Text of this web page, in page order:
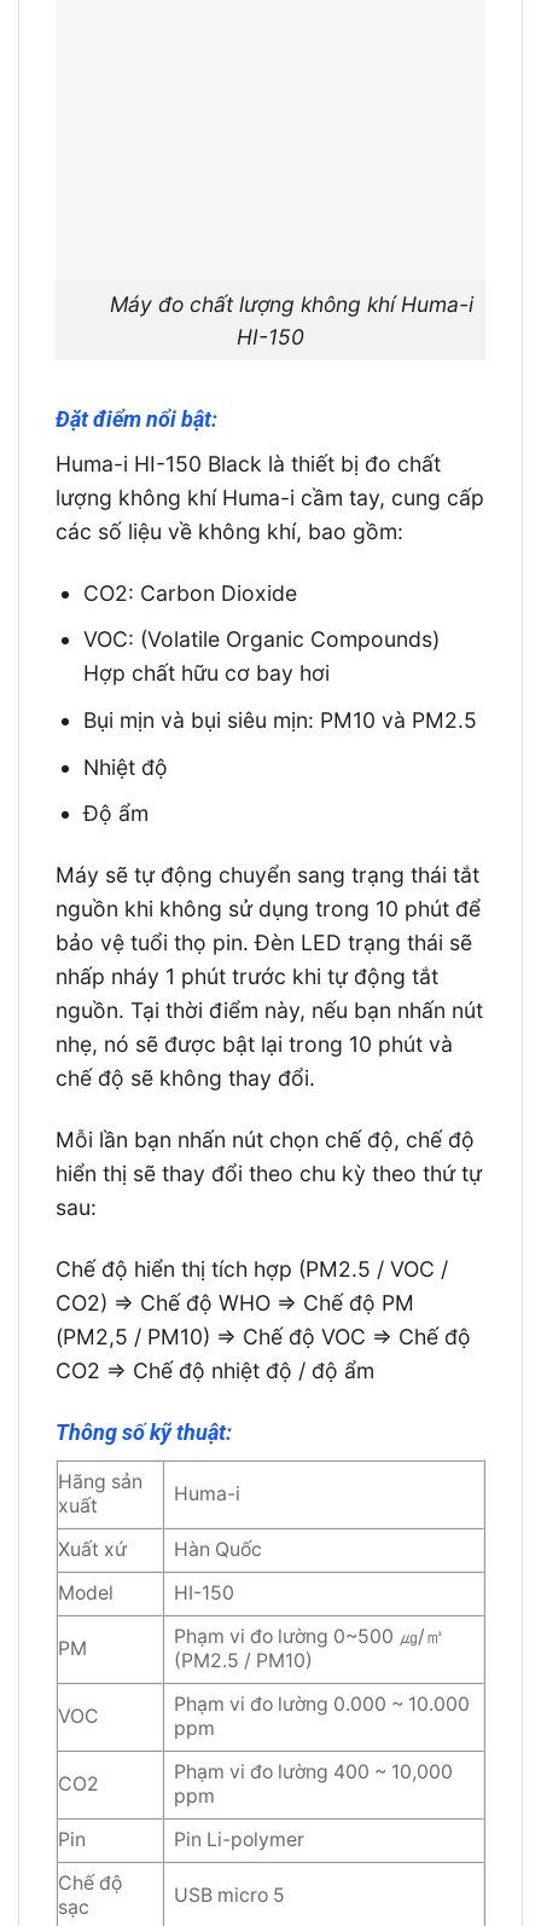
Máy đo chất lượng không khí Huma-i
HI-150
Đặt điểm nổi bật:
Huma-i HI-150 Black là thiết bị đo chất
lượng không khí Huma-i cầm tay, cung cấp
các số liệu về không khí, bao gồm:
CO2: Carbon Dioxide
VOC: (Volatile Organic Compounds)
Hợp chất hữu cơ bay hơi
Bụi mịn và bụi siêu mịn: PM10 và PM2.5
Nhiệt độ
Độ ẩm
Máy sẽ tự động chuyển sang trạng thái tắt
nguồn khi không sử dụng trong 10 phút để
bảo vệ tuổi thọ pin. Đèn LED trạng thái sẽ
nhấp nháy 1 phút trước khi tự động tắt
nguồn. Tại thời điểm này, nếu bạn nhấn nút
nhẹ, nó sẽ được bật lại trong 10 phút và
chế độ sẽ không thay đổi.
Mỗi lần bạn nhấn nút chọn chế độ, chế độ
hiển thị sẽ thay đổi theo chu kỳ theo thứ tự
sau:
Chế độ hiển thị tích hợp (PM2.5 / VOC /
CO2) => Chế độ WHO => Chế độ PM
(PM2,5 / PM10) => Chế độ VOC => Chế độ
CO2 => Chế độ nhiệt độ / độ ẩm
Thông số kỹ thuật:
Hãng sản
xuất
Huma-i
Xuất xứ
Hàn Quốc
Model
HI-150
PM
Phạm vi đo lường 0~500 ㎍/㎥
(PM2.5 / PM10)
VOC
Phạm vi đo lường 0.000 ~ 10.000
ppm
CO2
Phạm vi đo lường 400 ~ 10,000
ppm
Pin
Pin Li-polymer
Chế độ
sạc
USB micro 5